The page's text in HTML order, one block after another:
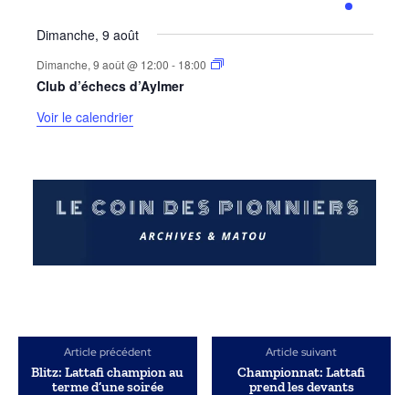
évènements
Dimanche, 9 août
Dimanche, 9 août @ 12:00 - 18:00
Club d’échecs d’Aylmer
Voir le calendrier
Article précédent
Blitz: Lattafi champion au
terme d’une soirée
Article suivant
Championnat: Lattafi
prend les devants